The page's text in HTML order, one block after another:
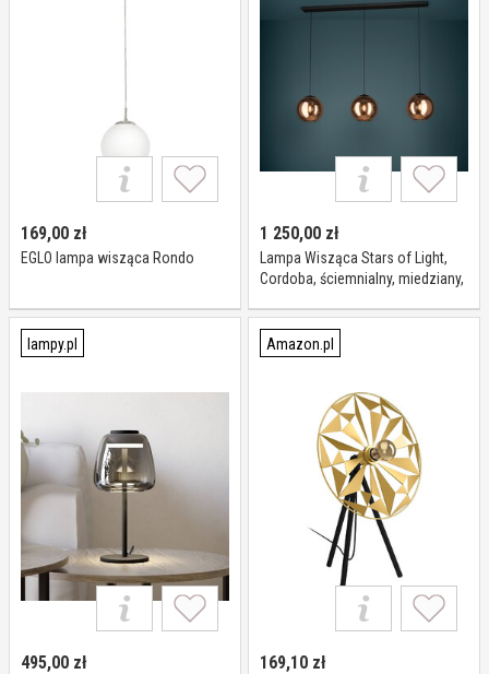
169,00 zł
EGLO lampa wisząca Rondo
1 250,00 zł
Lampa Wisząca Stars of Light,
Cordoba, ściemnialny, miedziany,
lampy.pl
495,00 zł
Amazon.pl
169,10 zł